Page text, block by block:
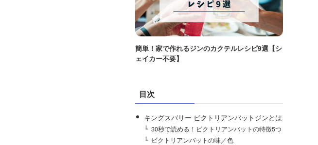
簡単！家で作れるジンのカクテルレシピ9選【シ
ェイカー不要】
目次
キングスバリー ビクトリアンバットジンとは
30秒で読める！ビクトリアンバットの特徴5つ
ビクトリアンバットの味／色